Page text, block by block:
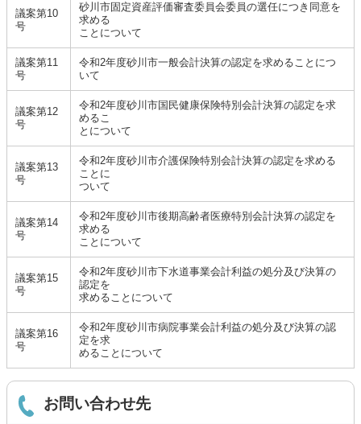
議案第10
号
砂川市固定資産評価審査委員会委員の選任につき同意を
求める
ことについて
議案第11
号
令和2年度砂川市一般会計決算の認定を求めることにつ
いて
議案第12
号
令和2年度砂川市国民健康保険特別会計決算の認定を求
めるこ
とについて
議案第13
号
令和2年度砂川市介護保険特別会計決算の認定を求める
ことに
ついて
議案第14
号
令和2年度砂川市後期高齢者医療特別会計決算の認定を
求める
ことについて
議案第15
号
令和2年度砂川市下水道事業会計利益の処分及び決算の
認定を
求めることについて
議案第16
号
令和2年度砂川市病院事業会計利益の処分及び決算の認
定を求
めることについて
お問い合わせ先